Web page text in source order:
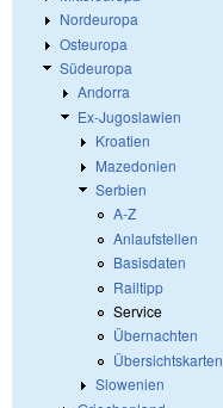
Nordeuropa
Osteuropa
Südeuropa
Andorra
Ex-Jugoslawien
Kroatien
Mazedonien
Serbien
A-Z
Anlaufstellen
Basisdaten
Railtipp
Service
Übernachten
Übersichtskarten
Slowenien